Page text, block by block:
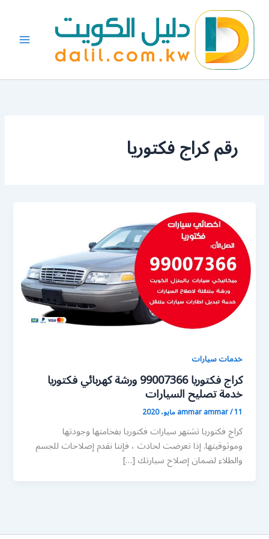
المحتوى
رقم كراج فكتوريا
خدمات سيارات
كراج فكتوريا 99007366 ورشة كهربائي فكتوريا
خدمة تصليح السيارات
ammar ammar/11 مايو، 2020
كراج فكتوريا تشتهر سيارات فكتوريا بفخامتها وجودتها
وموثوقيتها. إذا تعرضت لحادث ، فإننا نقدم إصلاحات للجسم
والطلاء لضمان إصلاح سيارتك […]